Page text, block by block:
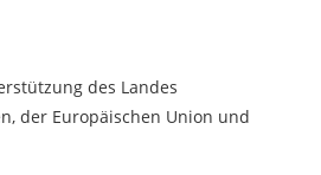
des Landes
der Europäischen Union und